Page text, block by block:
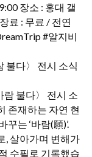
불다〉 전시 소식